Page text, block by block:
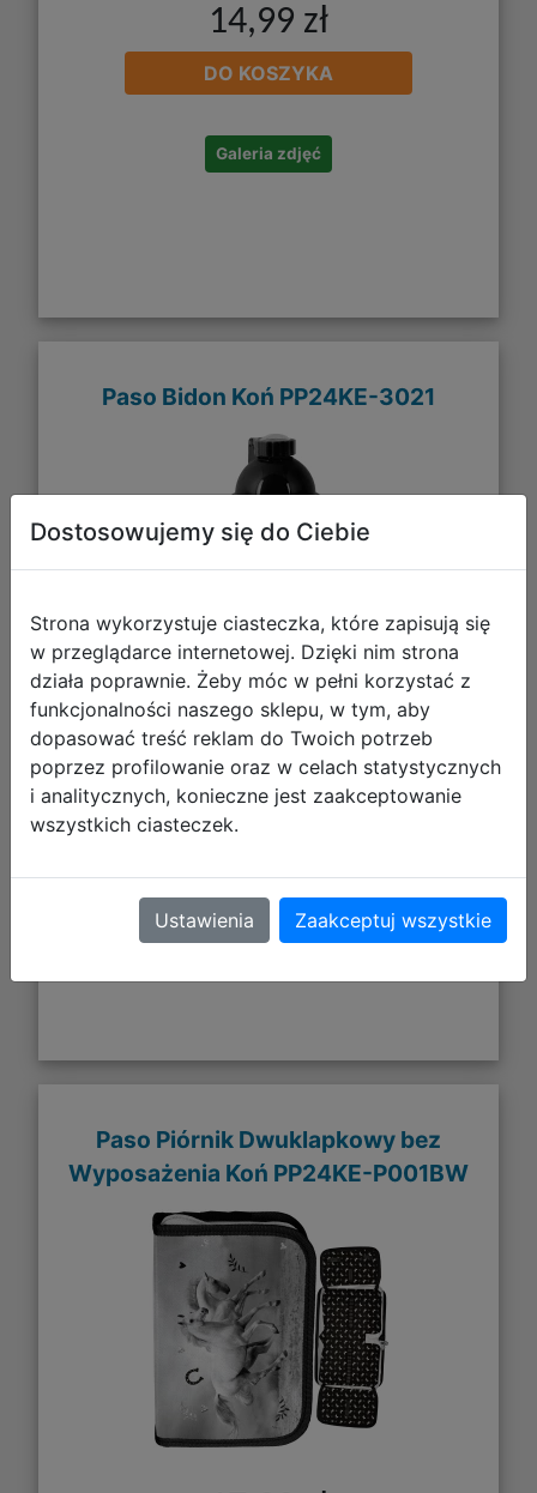
14,99 zł
DO KOSZYKA
Galeria zdjęć
Paso Bidon Koń PP24KE-3021
15,99 zł
DO KOSZYKA
Paso Piórnik Dwuklapkowy bez
Wyposażenia Koń PP24KE-P001BW
Dostosowujemy się do Ciebie
Strona wykorzystuje ciasteczka, które zapisują się
w przeglądarce internetowej. Dzięki nim strona
działa poprawnie. Żeby móc w pełni korzystać z
funkcjonalności naszego sklepu, w tym, aby
dopasować treść reklam do Twoich potrzeb
poprzez profilowanie oraz w celach statystycznych
i analitycznych, konieczne jest zaakceptowanie
wszystkich ciasteczek.
Ustawienia Zaakceptuj wszystkie